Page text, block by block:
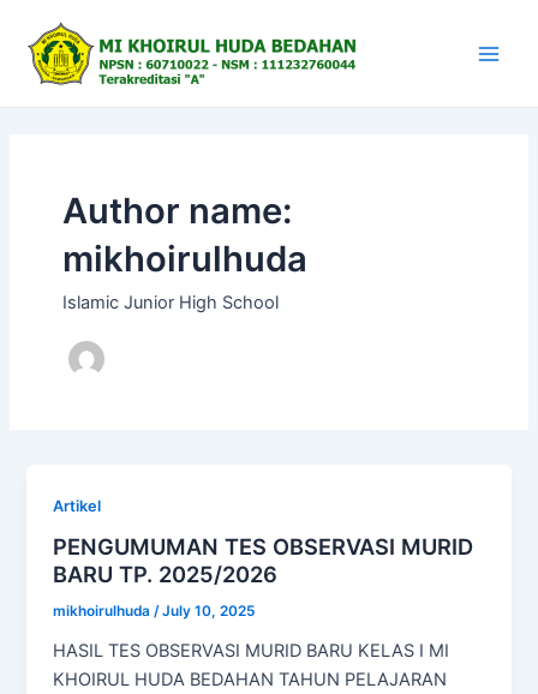
content
Author name:
mikhoirulhuda
Islamic Junior High School
Artikel
PENGUMUMAN TES OBSERVASI MURID
BARU TP. 2025/2026
mikhoirulhuda/July 10, 2025
HASIL TES OBSERVASI MURID BARU KELAS I MI
KHOIRUL HUDA BEDAHAN TAHUN PELAJARAN